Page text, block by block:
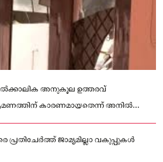
അനുകൂല ഉത്തരവ്
കാരണമായതെന്ന് അനിൽ
പ്രതിചേർത്ത് ജാമ്യമില്ലാ വകുപ്പുകൾ